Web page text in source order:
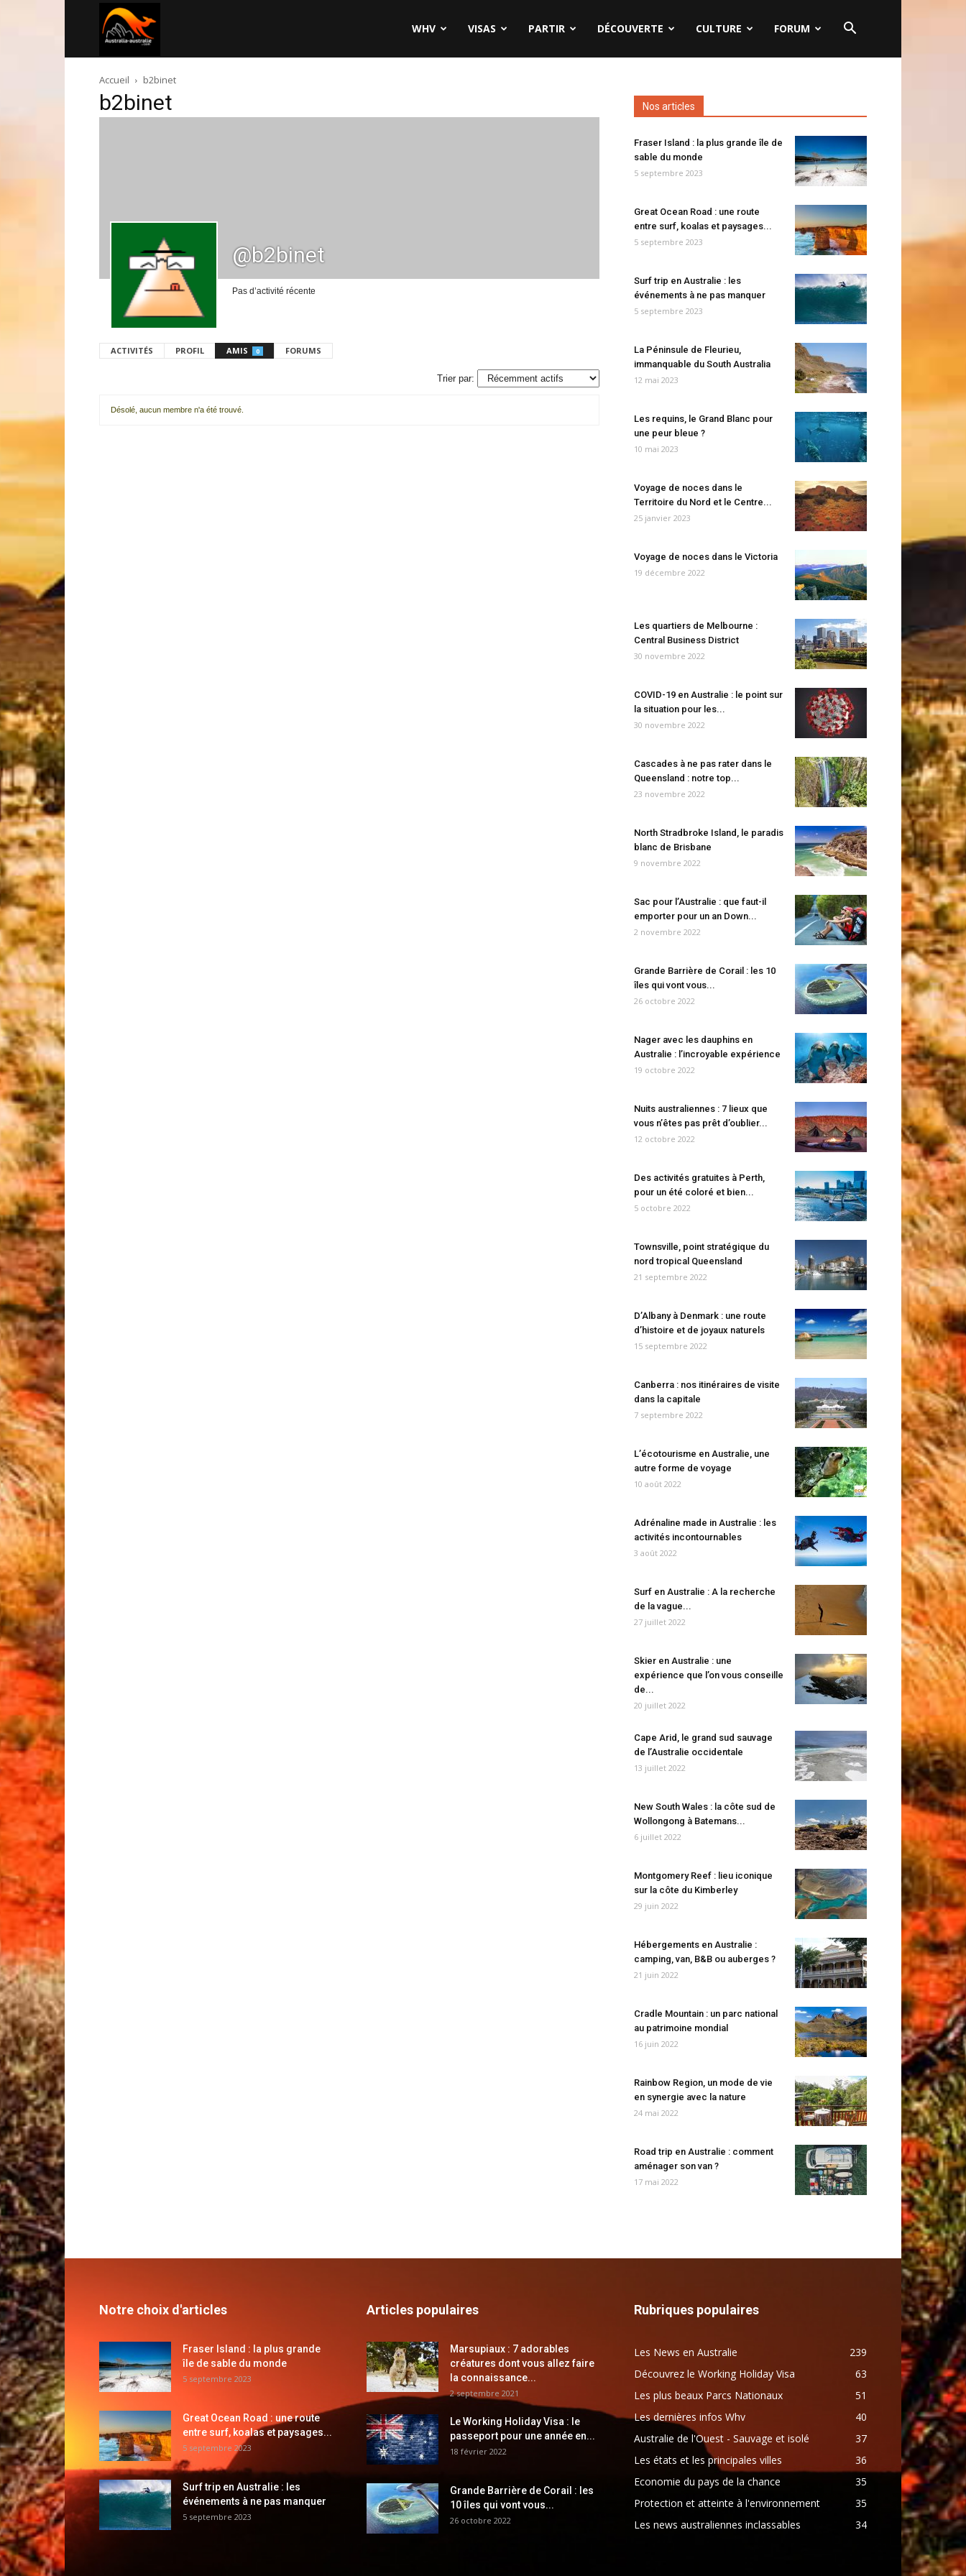
australie.com
WHV VISAS PARTIR DÉCOUVERTE CULTURE FORUM
Accueil b2binet
b2binet
@b2binet
Pas d’activité récente
ACTIVITÉS PROFIL AMIS 0 FORUMS
Trier par:
Désolé, aucun membre n'a été trouvé.
Nos articles
Fraser Island : la plus grande île de
sable du monde
5 septembre 2023
Great Ocean Road : une route
entre surf, koalas et paysages...
5 septembre 2023
Surf trip en Australie : les
événements à ne pas manquer
5 septembre 2023
La Péninsule de Fleurieu,
immanquable du South Australia
12 mai 2023
Les requins, le Grand Blanc pour
une peur bleue ?
10 mai 2023
Voyage de noces dans le
Territoire du Nord et le Centre...
25 janvier 2023
Voyage de noces dans le Victoria
19 décembre 2022
Les quartiers de Melbourne :
Central Business District
30 novembre 2022
COVID-19 en Australie : le point sur
la situation pour les...
30 novembre 2022
Cascades à ne pas rater dans le
Queensland : notre top...
23 novembre 2022
North Stradbroke Island, le paradis
blanc de Brisbane
9 novembre 2022
Sac pour l’Australie : que faut-il
emporter pour un an Down...
2 novembre 2022
Grande Barrière de Corail : les 10
îles qui vont vous...
26 octobre 2022
Nager avec les dauphins en
Australie : l’incroyable expérience
19 octobre 2022
Nuits australiennes : 7 lieux que
vous n’êtes pas prêt d’oublier...
12 octobre 2022
Des activités gratuites à Perth,
pour un été coloré et bien...
5 octobre 2022
Townsville, point stratégique du
nord tropical Queensland
21 septembre 2022
D’Albany à Denmark : une route
d’histoire et de joyaux naturels
15 septembre 2022
Canberra : nos itinéraires de visite
dans la capitale
7 septembre 2022
L’écotourisme en Australie, une
autre forme de voyage
10 août 2022
Adrénaline made in Australie : les
activités incontournables
3 août 2022
Surf en Australie : A la recherche
de la vague...
27 juillet 2022
Skier en Australie : une
expérience que l’on vous conseille
de...
20 juillet 2022
Cape Arid, le grand sud sauvage
de l’Australie occidentale
13 juillet 2022
New South Wales : la côte sud de
Wollongong à Batemans...
6 juillet 2022
Montgomery Reef : lieu iconique
sur la côte du Kimberley
29 juin 2022
Hébergements en Australie :
camping, van, B&B ou auberges ?
21 juin 2022
Cradle Mountain : un parc national
au patrimoine mondial
16 juin 2022
Rainbow Region, un mode de vie
en synergie avec la nature
24 mai 2022
Road trip en Australie : comment
aménager son van ?
17 mai 2022
Notre choix d'articles
Fraser Island : la plus grande
île de sable du monde
5 septembre 2023
Great Ocean Road : une route
entre surf, koalas et paysages...
5 septembre 2023
Surf trip en Australie : les
événements à ne pas manquer
5 septembre 2023
Articles populaires
Marsupiaux : 7 adorables
créatures dont vous allez faire
la connaissance...
2 septembre 2021
Le Working Holiday Visa : le
passeport pour une année en...
18 février 2022
Grande Barrière de Corail : les
10 îles qui vont vous...
26 octobre 2022
Rubriques populaires
Les News en Australie
239
Découvrez le Working Holiday Visa
63
Les plus beaux Parcs Nationaux
51
Les dernières infos Whv
40
Australie de l'Ouest - Sauvage et isolé
37
Les états et les principales villes
36
Economie du pays de la chance
35
Protection et atteinte à l'environnement
35
Les news australiennes inclassables
34